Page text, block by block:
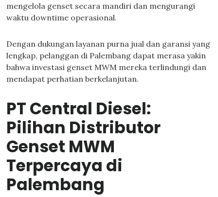
mengelola genset secara mandiri dan mengurangi
waktu downtime operasional.
Dengan dukungan layanan purna jual dan garansi yang
lengkap, pelanggan di Palembang dapat merasa yakin
bahwa investasi genset MWM mereka terlindungi dan
mendapat perhatian berkelanjutan.
PT Central Diesel:
Pilihan Distributor
Genset MWM
Terpercaya di
Palembang